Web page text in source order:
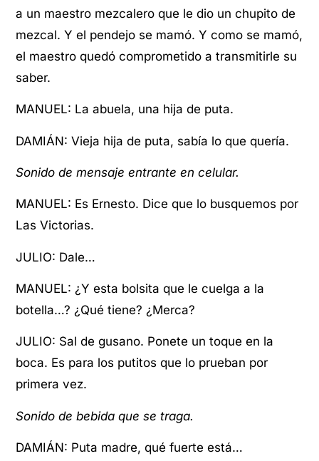
a un maestro mezcalero que le dio un chupito de
mezcal. Y el pendejo se mamó. Y como se mamó,
el maestro quedó comprometido a transmitirle su
saber.
MANUEL: La abuela, una hija de puta.
DAMIÁN: Vieja hija de puta, sabía lo que quería.
Sonido de mensaje entrante en celular.
MANUEL: Es Ernesto. Dice que lo busquemos por
Las Victorias.
JULIO: Dale…
MANUEL: ¿Y esta bolsita que le cuelga a la
botella…? ¿Qué tiene? ¿Merca?
JULIO: Sal de gusano. Ponete un toque en la
boca. Es para los putitos que lo prueban por
primera vez.
Sonido de bebida que se traga.
DAMIÁN: Puta madre, qué fuerte está…